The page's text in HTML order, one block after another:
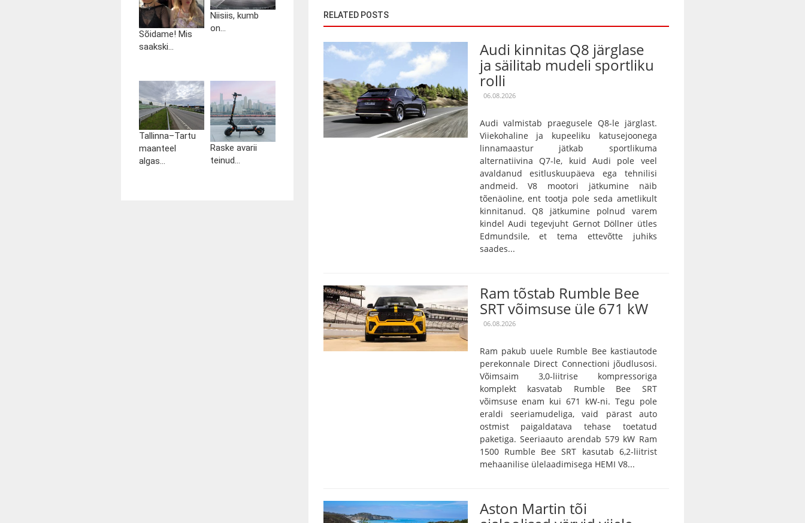
Sõidame! Mis
saakski...
Niisiis, kumb
on...
Tallinna–Tartu
maanteel
algas...
Raske avarii
teinud...
RELATED POSTS
Audi kinnitas Q8 järglase
ja säilitab mudeli sportliku
rolli
06.08.2026
Audi valmistab praegusele Q8-le järglast.
Viiekohaline ja kupeeliku katusejoonega
linnamaastur jätkab sportlikuma
alternatiivina Q7-le, kuid Audi pole veel
avaldanud esitluskuupäeva ega tehnilisi
andmeid. V8 mootori jätkumine näib
tõenäoline, ent tootja pole seda ametlikult
kinnitanud. Q8 jätkumine polnud varem
kindel Audi tegevjuht Gernot Döllner ütles
Edmundsile, et tema ettevõtte juhiks
saades...
Ram tõstab Rumble Bee
SRT võimsuse üle 671 kW
06.08.2026
Ram pakub uuele Rumble Bee kastiautode
perekonnale Direct Connectioni jõudlusosi.
Võimsaim 3,0-liitrise kompressoriga
komplekt kasvatab Rumble Bee SRT
võimsuse enam kui 671 kW-ni. Tegu pole
eraldi seeriamudeliga, vaid pärast auto
ostmist paigaldatava tehase toetatud
paketiga. Seeriaauto arendab 579 kW Ram
1500 Rumble Bee SRT kasutab 6,2-liitrist
mehaanilise ülelaadimisega HEMI V8...
Aston Martin tõi